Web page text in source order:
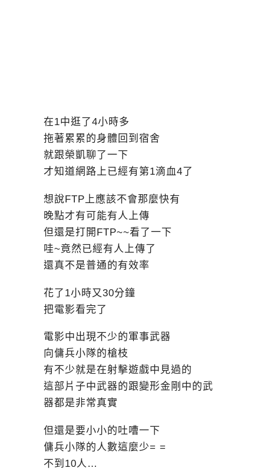
在1中逛了4小時多
拖著累累的身體回到宿舍
就跟榮凱聊了一下
才知道網路上已經有第1滴血4了
想說FTP上應該不會那麼快有
晚點才有可能有人上傳
但還是打開FTP~~看了一下
哇~竟然已經有人上傳了
還真不是普通的有效率
花了1小時又30分鐘
把電影看完了
電影中出現不少的軍事武器
向傭兵小隊的槍枝
有不少就是在射擊遊戲中見過的
這部片子中武器的跟變形金剛中的武
器都是非常真實
但還是要小小的吐嘈一下
傭兵小隊的人數這麼少= =
不到10人…